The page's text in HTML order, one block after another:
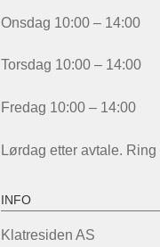
Onsdag 10:00 – 14:00
Torsdag 10:00 – 14:00
Fredag 10:00 – 14:00
Lørdag etter avtale.
INFO
Klatresiden AS